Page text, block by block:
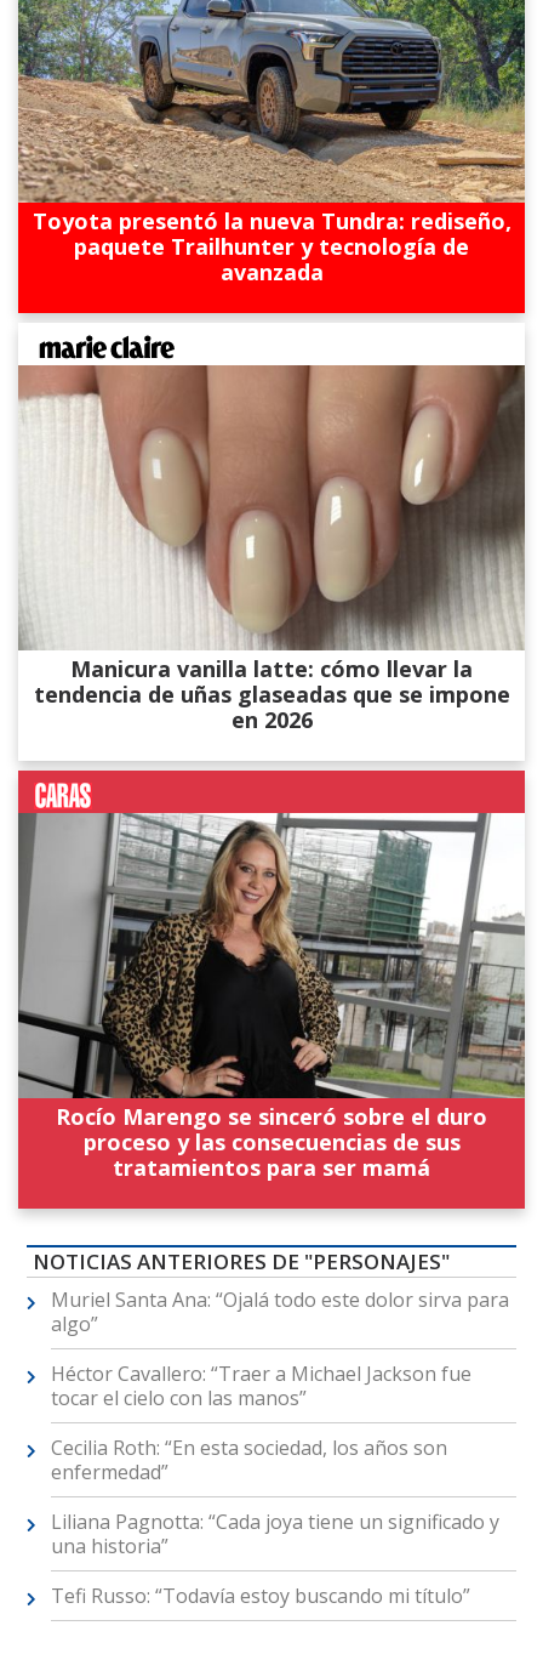
Toyota presentó la nueva Tundra: rediseño,
paquete Trailhunter y tecnología de
avanzada
Manicura vanilla latte: cómo llevar la
tendencia de uñas glaseadas que se impone
en 2026
Rocío Marengo se sinceró sobre el duro
proceso y las consecuencias de sus
tratamientos para ser mamá
NOTICIAS ANTERIORES DE "PERSONAJES"
Muriel Santa Ana: “Ojalá todo este dolor sirva para
algo”
Héctor Cavallero: “Traer a Michael Jackson fue
tocar el cielo con las manos”
Cecilia Roth: “En esta sociedad, los años son
enfermedad”
Liliana Pagnotta: “Cada joya tiene un significado y
una historia”
Tefi Russo: “Todavía estoy buscando mi título”